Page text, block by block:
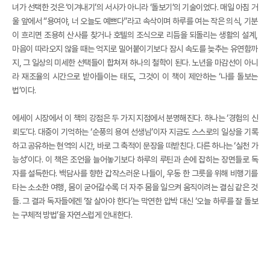
녀가 선택한 것은 ‘이겨내기’의 서사가 아니라 ‘돌보기’의 기술이었다. 매일 아침 거
울 앞에서 “용여야, 너 오늘도 예쁘다”라고 속삭이며 하루를 여는 작은 의식, 기분
이 흐리면 조용히 산사를 찾거나 호텔의 조식으로 리듬을 되돌리는 생활의 설계,
마음이 따라오지 않을 때는 억지로 밀어붙이기보다 잠시 속도를 늦추는 유연함까
지, 그 일상의 미세한 선택들이 합쳐져 하나의 철학이 된다. 노년을 마감선이 아니
라 재조율의 시간으로 받아들이는 태도, 그것이 이 책이 제안하는 ‘나를 돌보는
법’이다.
에세이 시장에서 이 책의 강점은 두 가지 지점에서 분명해진다. 하나는 ‘경험의 신
뢰도’다. 대중이 기억하는 ‘순풍의 용여 선생님’이자 지금도 스스로의 일상을 기록
하고 공유하는 현역의 시간, 바로 그 축적이 문장을 떠받친다. 다른 하나는 ‘실천 가
능성’이다. 이 책은 조언을 늘어놓기보다 하루의 루틴과 손에 잡히는 장면들로 독
자를 설득한다. 백담사를 향한 갑작스러운 나들이, 우동 한 그릇을 위해 비행기를
타는 소소한 여행, 몸이 굳어갈수록 더 자주 몸을 일으켜 움직이려는 결심 같은 것
들. 그 결과 독자들에겐 ‘잘 살아야 한다’는 막연한 압박 대신 ‘오늘 하루를 잘 돌보
는 구체적 방법’을 자연스럽게 안내한다.